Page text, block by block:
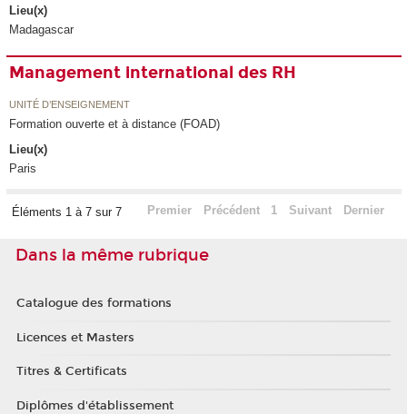
Lieu(x)
Madagascar
Management international des RH
UNITÉ D’ENSEIGNEMENT
Formation ouverte et à distance (FOAD)
Lieu(x)
Paris
Éléments 1 à 7 sur 7 Premier Précédent 1 Suivant Dernier
Dans la même rubrique
Catalogue des formations
Licences et Masters
Titres & Certificats
Diplômes d'établissement